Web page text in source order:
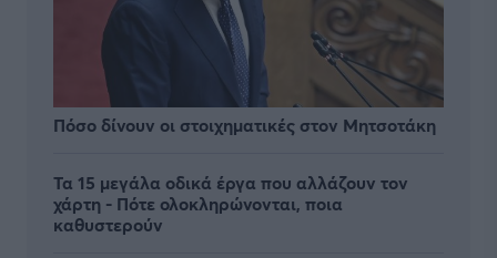
Πόσο δίνουν οι στοιχηματικές στον Μητσοτάκη
Τα 15 μεγάλα οδικά έργα που αλλάζουν τον
χάρτη - Πότε ολοκληρώνονται, ποια
καθυστερούν